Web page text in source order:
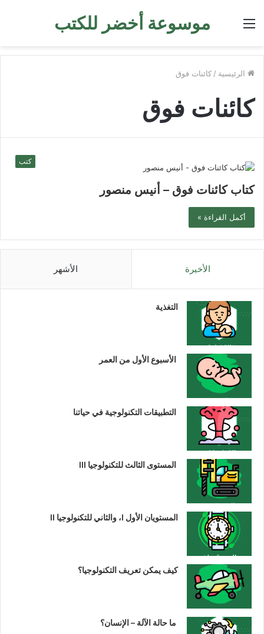
موسوعة أخضر للكتب القائمة
الرئيسية / كائنات فوق
كائنات فوق
كتب
كتاب كائنات فوق – أنيس منصور
أكمل القراءة »
الأخيرة الأشهر
التغذية
الأسبوع الأول من العمر
التطبيقات التكنولوجية في حياتنا
المستوى الثالث للتكنولوجيا III
المستويان الأول I، والثاني للتكنولوجيا II
كيف يمكن تعريف التكنولوجيا؟
ما حالة الآلة – الإنسان؟